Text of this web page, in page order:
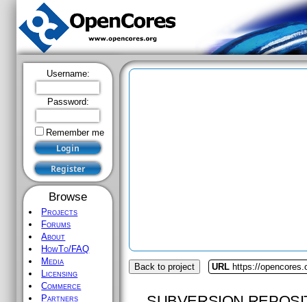
Username:
Password:
Remember me
Browse
Projects
Forums
About
HowTo/FAQ
Media
Licensing
Commerce
Partners
Back to project URL https://